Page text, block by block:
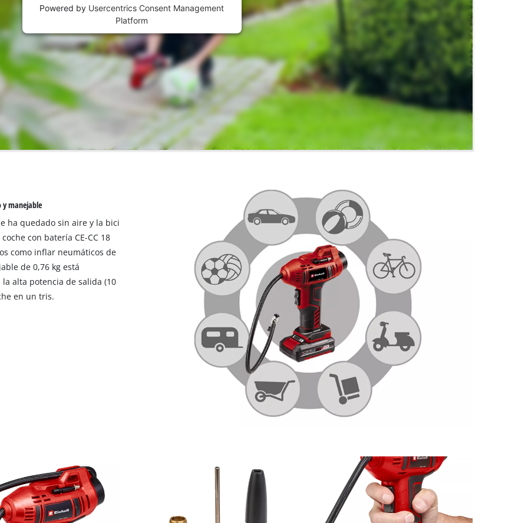
Powered by Usercentrics Consent Management
Platform
y manejable
ha quedado sin aire y la bici
con batería CE-CC 18
como inflar neumáticos de
de 0,76 kg está
alta potencia de salida (10
en un tris.